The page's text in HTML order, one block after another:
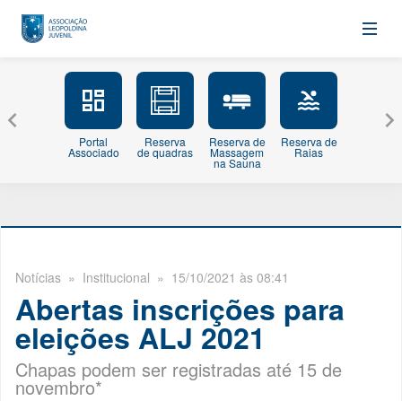
Portal
Associado
Reserva
de quadras
Reserva de
Massagem
na Sauna
Reserva de
Raias
Notícias » Institucional » 15/10/2021 às 08:41
Abertas inscrições para
eleições ALJ 2021
Chapas podem ser registradas até 15 de
novembro*